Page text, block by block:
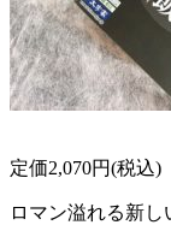
定価2,070円(税込)
ロマン溢れる新